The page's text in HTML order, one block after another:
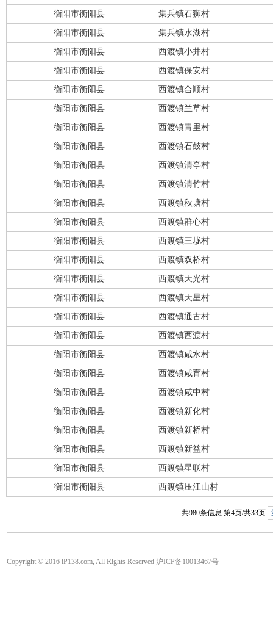
衡阳市衡阳县 集兵镇石狮村
衡阳市衡阳县 集兵镇水湖村
衡阳市衡阳县 西渡镇小井村
衡阳市衡阳县 西渡镇保安村
衡阳市衡阳县 西渡镇合顺村
衡阳市衡阳县 西渡镇兰草村
衡阳市衡阳县 西渡镇青里村
衡阳市衡阳县 西渡镇石鼓村
衡阳市衡阳县 西渡镇清亭村
衡阳市衡阳县 西渡镇清竹村
衡阳市衡阳县 西渡镇秋塘村
衡阳市衡阳县 西渡镇群心村
衡阳市衡阳县 西渡镇三垅村
衡阳市衡阳县 西渡镇双桥村
衡阳市衡阳县 西渡镇天光村
衡阳市衡阳县 西渡镇天星村
衡阳市衡阳县 西渡镇通古村
衡阳市衡阳县 西渡镇西渡村
衡阳市衡阳县 西渡镇咸水村
衡阳市衡阳县 西渡镇咸育村
衡阳市衡阳县 西渡镇咸中村
衡阳市衡阳县 西渡镇新化村
衡阳市衡阳县 西渡镇新桥村
衡阳市衡阳县 西渡镇新益村
衡阳市衡阳县 西渡镇星联村
衡阳市衡阳县 西渡镇压江山村
共980条信息 第4页/共33页
Copyright © 2016 iP138.com, All Rights Reserved 沪ICP备10013467号